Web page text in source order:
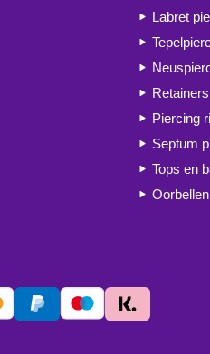
Labret
Retainers
Piercing
Septum
Tops en
Oorbellen